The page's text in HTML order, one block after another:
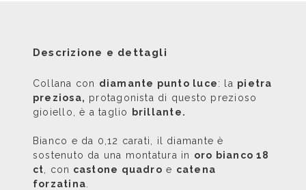
Descrizione e dettagli
Collana con diamante punto luce: la pietra
preziosa, protagonista di questo prezioso
gioiello, è a taglio
brillante.
Bianco e da 0,12 carati, il diamante è
sostenuto da una montatura in oro bianco 18
ct , con castone quadro e catena
forzatina